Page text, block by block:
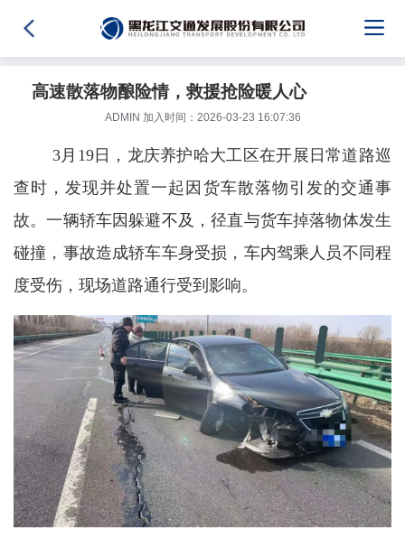
高速散落物酿险情，救援抢险暖人心
ADMIN 加入时间：2026-03-23 16:07:36
3月19日，龙庆养护哈大工区在开展日常道路巡
查时，发现并处置一起因货车散落物引发的交通事
故。一辆轿车因躲避不及，径直与货车掉落物体发生
碰撞，事故造成轿车车身受损，车内驾乘人员不同程
度受伤，现场道路通行受到影响。